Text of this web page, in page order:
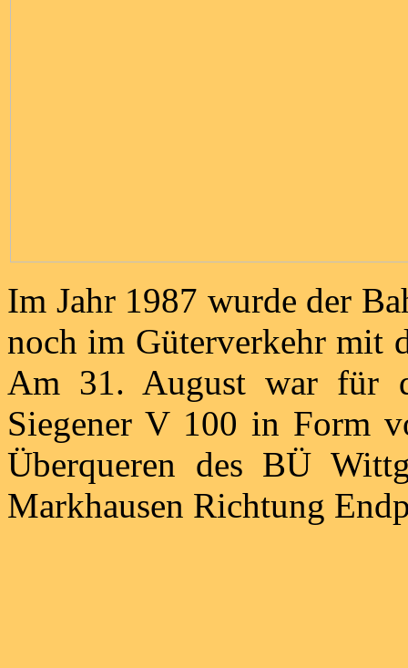
Im Jahr 1987 wurde der
noch im Güterverkehr mit
Am 31. August war für
Siegener V 100 in Form
Überqueren des BÜ
Markhausen Richtung